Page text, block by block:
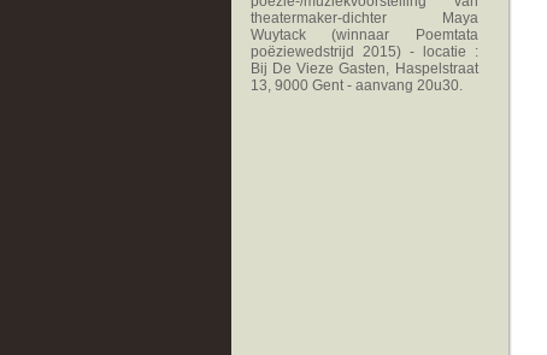
theatermaker-dichter Maya
Wuytack (winnaar Poemtata
poëziewedstrijd 2015) - locatie :
Bij De Vieze Gasten, Haspelstraat
13, 9000 Gent - aanvang 20u30.